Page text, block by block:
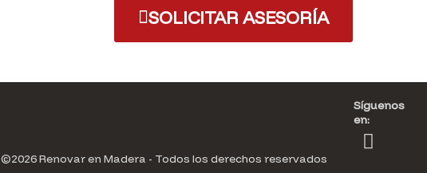
SOLICITAR ASESORÍA
©2026 Renovar en Madera - Todos los derechos reservados
Síguenos
en:
F
a
I
n
L
i
T
i